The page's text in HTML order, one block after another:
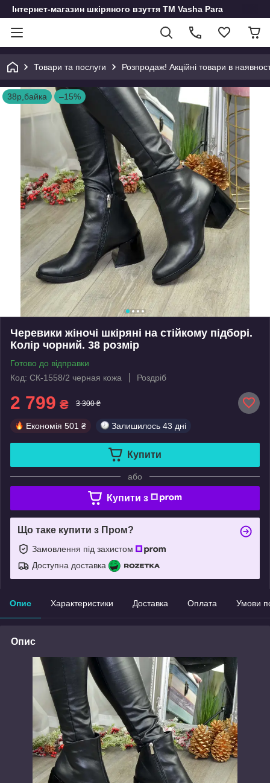
Інтернет-магазин шкіряного взуття ТМ Vasha Para
Товари та послуги Розпродаж! Акційні товари в
38р,байка –15%
Черевики жіночі шкіряні на стійкому підборі.
Колір чорний. 38 розмір
Готово до відправки
Код: СК-1558/2 черная кожа
Роздріб
2 799 ₴ 3 300 ₴
Економія 501 ₴ Залишилось 43 дні
Купити
або
Купити з
Що таке купити з Пром?
Замовлення під захистом
Доступна доставка
Опис Характеристики Доставка Оплата Умови
Опис